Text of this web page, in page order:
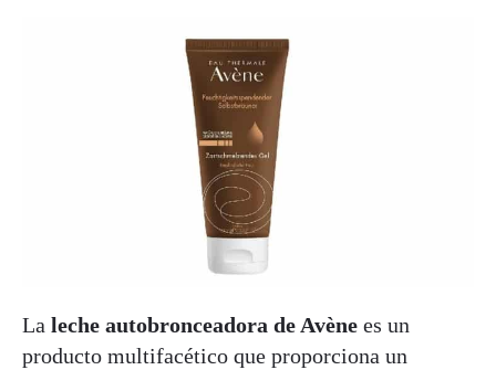
La leche autobronceadora de Avène es un
producto multifacético que proporciona un